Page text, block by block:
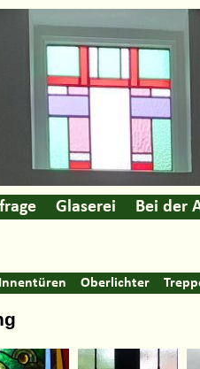
Glaserei Bei der
Innentüren Oberlichter